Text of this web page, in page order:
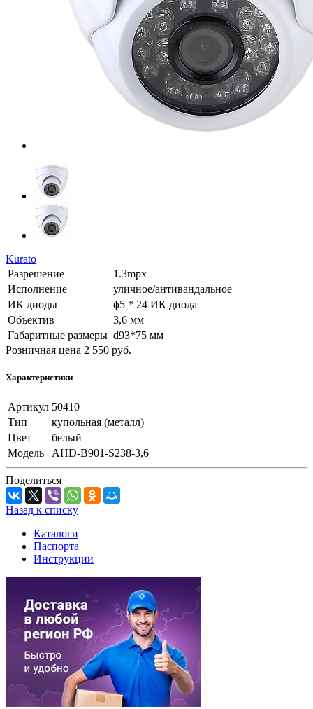
Kurato
Разрешение
1.3mpx
Исполнение
уличное/антивандальное
ИК диоды
ɸ5 * 24 ИК диода
Объектив
3,6 мм
Габаритные размеры d93*75 мм
Розничная цена 2 550 руб.
Характеристики
Артикул 50410
Тип
купольная (металл)
Цвет
белый
Модель
AHD-B901-S238-3,6
Поделиться
Назад к списку
Каталоги
Паспорта
Инструкции